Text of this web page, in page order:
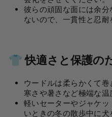
彼らの頑固な面には余
ないので、一貫性と忍耐
👕 快適さと保護の
ウードルは柔らかくて巻
寒さや暑さなど極端な温
軽いセーターやジャケ
いときの冬の散歩中に